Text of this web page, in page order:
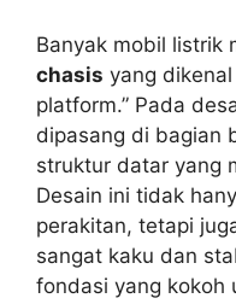
Banyak mobil listrik
chasis yang
platform.” Pada
dipasang di bagian
struktur datar yang
Desain ini tidak
perakitan, tetapi
sangat kaku dan
fondasi yang kokoh